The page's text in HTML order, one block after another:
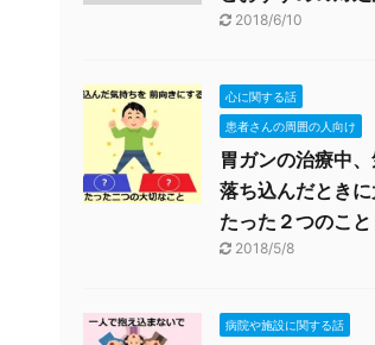
2018/6/10
心に関する話
患者さんの周囲の人向け
胃ガンの治療中
落ち込んだとき
たった２つのこと
2018/5/8
病院や施設に関する話